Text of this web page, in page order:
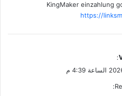
KingMaker einzahlung
https://
: